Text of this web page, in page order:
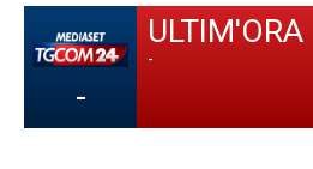
-
ULTIM'ORA
-